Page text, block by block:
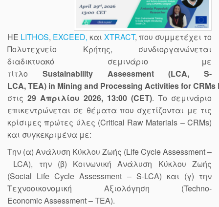
HE LITHOS, EXCEED, και XTRACT, που συμμετέχει το
Πολυτεχνείο Κρήτης, συνδιοργανώνεται
διαδικτυακό σεμινάριο με
τίτλο Sustainability Assessment (LCA, S-
LCA, TEA) in Mining and Processing Activities for
στις 29 Απριλίου 2026, 13:00 (CET). Το σεμινάριο
επικεντρώνεται σε θέματα που σχετίζονται με τις
κρίσιμες πρώτες ύλες (Critical Raw Materials – CRMs)
και συγκεκριμένα με:
Την (α) Ανάλυση Κύκλου Ζωής (Life Cycle Assessment –
LCA), την (β) Κοινωνική Ανάλυση Κύκλου Ζωής
(Social Life Cycle Assessment – S-LCA) και (γ) την
Τεχνοοικονομική Αξιολόγηση (Techno-
Economic Assessment – TEA).